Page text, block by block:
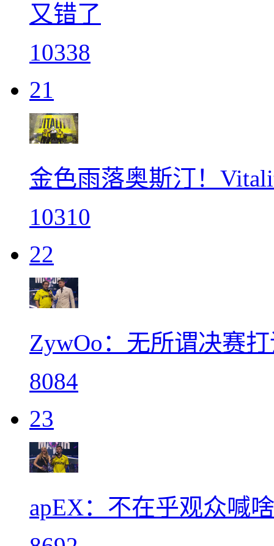
又错了
10338
21
金色雨落奥斯汀！
10310
22
ZywOo：无所谓决赛
8084
23
apEX：不在乎观众喊